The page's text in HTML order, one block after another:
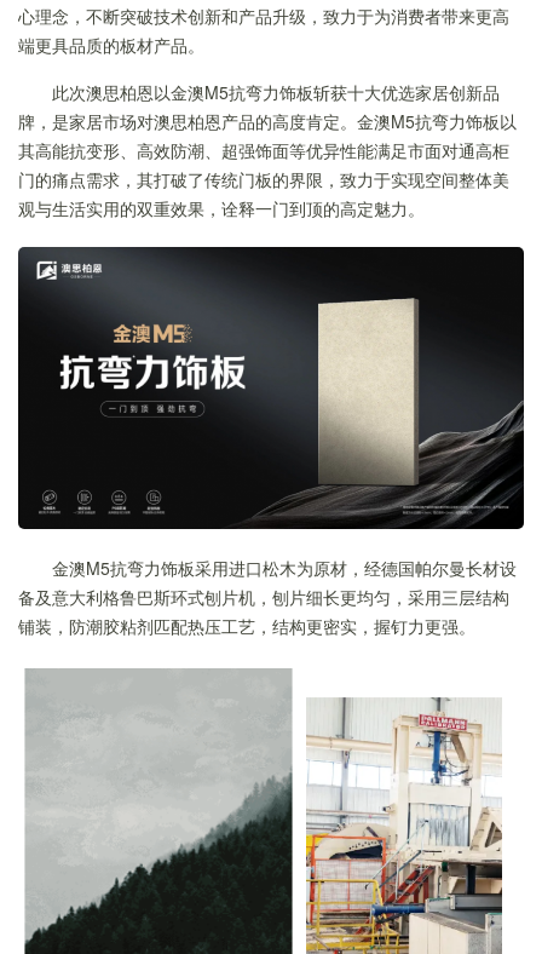
心理念，不断突破技术创新和产品升级，致力于为消费者带来更高
端更具品质的板材产品。
此次澳思柏恩以金澳M5抗弯力饰板斩获十大优选家居创新品
牌，是家居市场对澳思柏恩产品的高度肯定。金澳M5抗弯力饰板以
其高能抗变形、高效防潮、超强饰面等优异性能满足市面对通高柜
门的痛点需求，其打破了传统门板的界限，致力于实现空间整体美
观与生活实用的双重效果，诠释一门到顶的高定魅力。
金澳M5抗弯力饰板采用进口松木为原材，经德国帕尔曼长材设
备及意大利格鲁巴斯环式刨片机，刨片细长更均匀，采用三层结构
铺装，防潮胶粘剂匹配热压工艺，结构更密实，握钉力更强。